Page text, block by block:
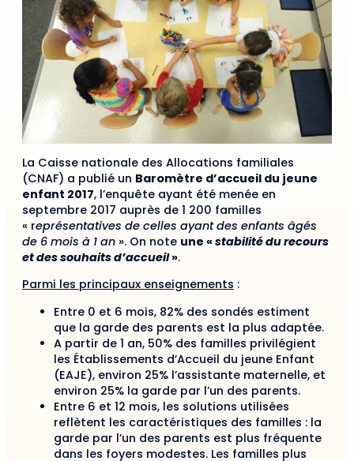
La Caisse nationale des Allocations familiales
(CNAF) a publié un Baromètre d’accueil du jeune
enfant 2017, l’enquête ayant été menée en
septembre 2017 auprès de 1 200 familles
« représentatives de celles ayant des enfants âgés
de 6 mois à 1 an ». On note une «stabilité du recours
et des souhaits d’accueil».
Parmi les principaux enseignements :
Entre 0 et 6 mois, 82% des sondés estiment
que la garde des parents est la plus adaptée.
A partir de 1 an, 50% des familles privilégient
les Établissements d’Accueil du jeune Enfant
(EAJE), environ 25% l’assistante maternelle, et
environ 25% la garde par l’un des parents.
Entre 6 et 12 mois, les solutions utilisées
reflètent les caractéristiques des familles : la
garde par l’un des parents est plus fréquente
dans les foyers modestes. Les familles plus